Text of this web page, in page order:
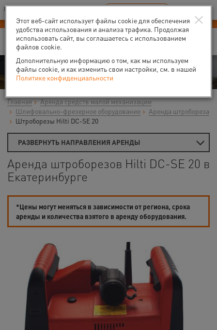
Ваш город:Екатеринбург
В Вашем регионе нет наших офисов RU EN
Аренда
Главная
Аренда средств малой механизации
Шлифовально-фрезерное оборудование
Аренда штробореза
Штроборезы Hilti DC-SE 20
РАЗВЕРНУТЬ НАПРАВЛЕНИЯ АРЕНДЫ
Аренда штроборезов Hilti DC-SE 20 в
Екатеринбурге
*Цены могут меняться в зависимости от региона, срока
аренды и количества взятого в аренду оборудования.
×
Этот веб-сайт использует файлы cookie для обеспечения
удобства использования и анализа трафика. Продолжая
использовать сайт, вы соглашаетесь с использованием
файлов cookie.
Дополнительную информацию о том, как мы используем
файлы cookie, и как изменить свои настройки, см. в нашей
Политике конфиденциальности